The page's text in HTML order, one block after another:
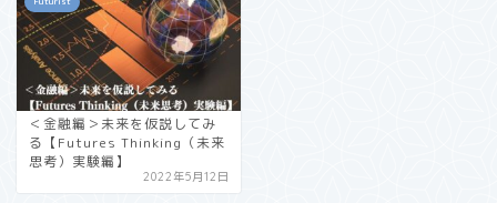
＜金融編＞未来を仮説してみ
る【Futures Thinking（未来
思考）実験編】
2022年5月12日